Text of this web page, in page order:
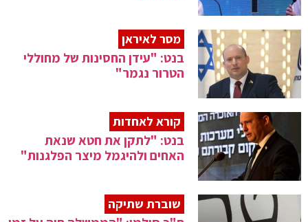
מסר לאיראן
בנט: "עידן החסינות של מחוללי
הטרור נגמר"
קורא לאחדות
בנט: "לתקן את חטא שנאת
האחים ולהיגמל מיצר הפלגנות"
שוברת שתיקה